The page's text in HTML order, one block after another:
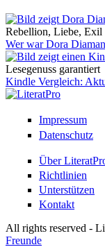
Rebellion, Liebe, Exil
Wer war Dora
Lesegenuss garantiert
Kindle Vergleich:
Impressum
Datenschutz
Über
Richtlinien
Unterstützen
Kontakt
All rights reserved -
Freunde